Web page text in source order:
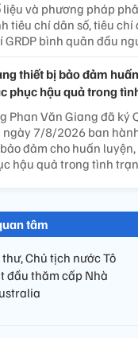
liệu và phương pháp
tiêu chí dân số, tiêu chí
GRDP bình quân đầu
thiết bị bảo đảm
phục hậu quả trong
Phan Văn Giang đã ký
ngày 7/8/2026 ban
đảm cho huấn
hậu quả trong tình
tâm
thư, Chủ tịch nước Tô
đầu thăm cấp Nhà